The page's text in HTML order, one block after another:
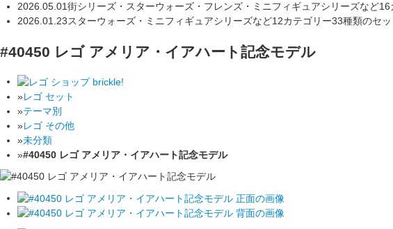
2026.05.01街シリーズ・スターウォーズ・フレンズ・ミニフィギュアシリーズなど
2026.01.23スターウォーズ・ミニフィギュアシリーズなど12カテゴリー33種類のセ
#40450 レゴ アメリア・イアハート記念モデル
»レゴ セット
»テーマ別
»レゴ その他
»未分類
»#40450 レゴ アメリア・イアハート記念モデル